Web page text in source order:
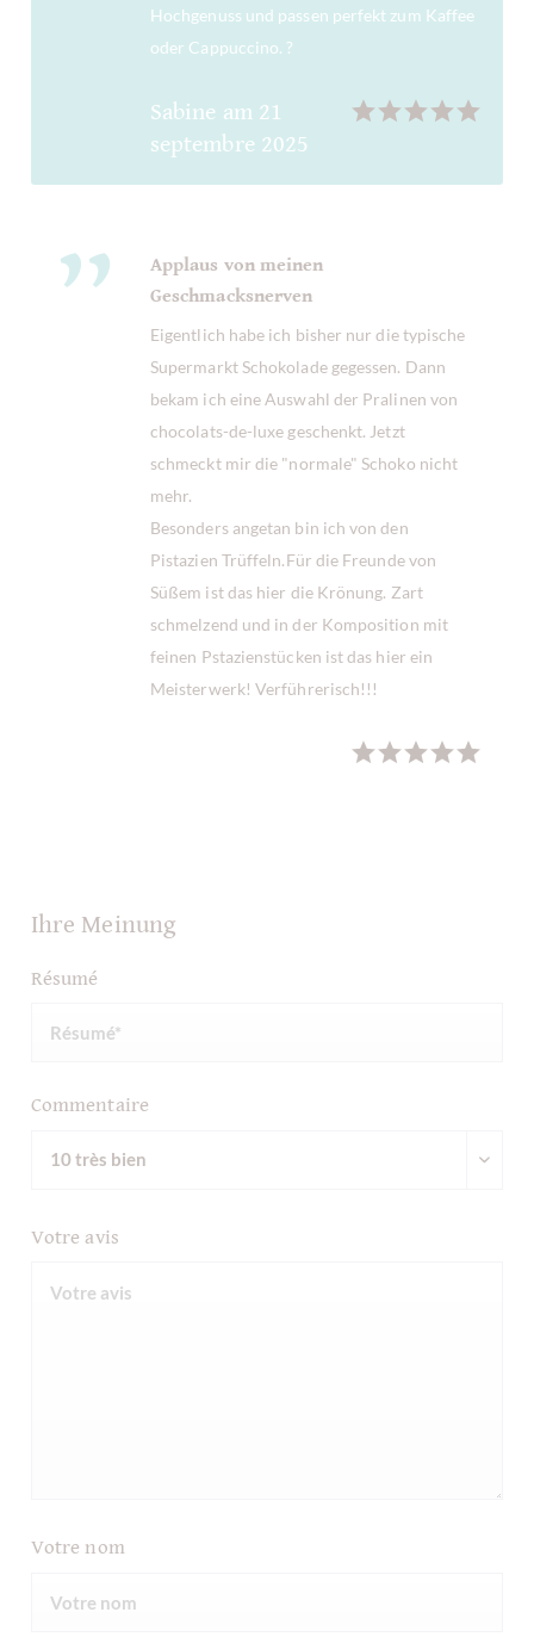
Hochgenuss und passen perfekt zum Kaffee
oder Cappuccino. ?
Sabine am 21
septembre 2025
Applaus von meinen
Geschmacksnerven
Eigentlich habe ich bisher nur die typische
Supermarkt Schokolade gegessen. Dann
bekam ich eine Auswahl der Pralinen von
chocolats-de-luxe geschenkt. Jetzt
schmeckt mir die "normale" Schoko nicht
mehr.
Besonders angetan bin ich von den
Pistazien Trüffeln.Für die Freunde von
Süßem ist das hier die Krönung. Zart
schmelzend und in der Komposition mit
feinen Pstazienstücken ist das hier ein
Meisterwerk! Verführerisch!!!
Ihre Meinung
Résumé
Commentaire
Votre avis
Votre nom